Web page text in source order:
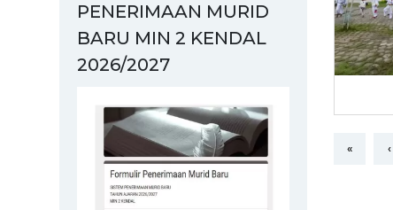
PENERIMAAN MURID
BARU MIN 2 KENDAL
2026/2027
« ‹